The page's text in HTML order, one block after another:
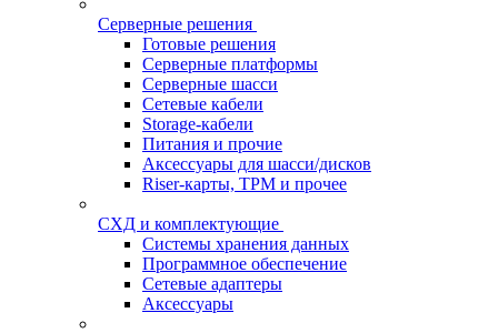
Серверные решения
Готовые решения
Серверные платформы
Серверные шасси
Сетевые кабели
Storage-кабели
Питания и прочие
Аксессуары для шасси/дисков
Riser-карты, TPM и прочее
СХД и комплектующие
Системы хранения данных
Программное обеспечение
Сетевые адаптеры
Аксессуары